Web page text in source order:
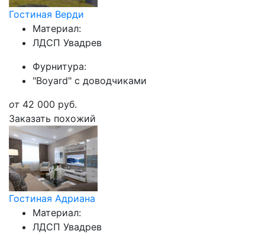
Гостиная Верди
Материал:
ЛДСП Увадрев
Фурнитура:
"Boyard" с доводчиками
от 42 000 руб.
Заказать похожий
Гостиная Адриана
Материал:
ЛДСП Увадрев